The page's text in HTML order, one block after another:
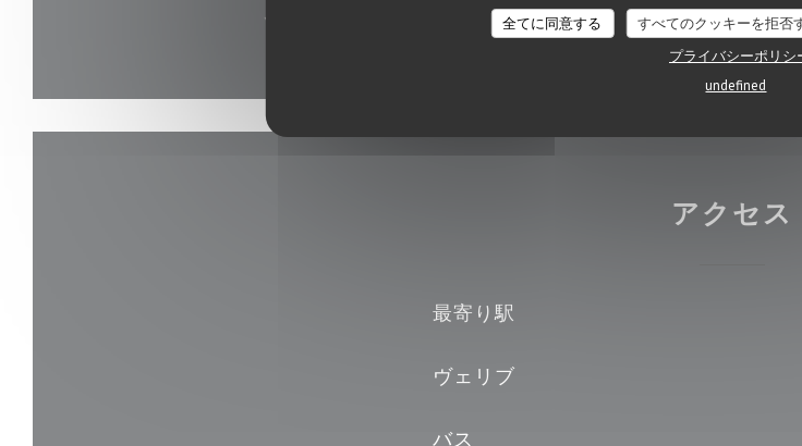
全てに同意する すべてのクッキーを拒否
プライバシーポリシ
undefined
ック, アメックス, カルトブルー
アクセス
最寄り駅
ヴェリブ
バス